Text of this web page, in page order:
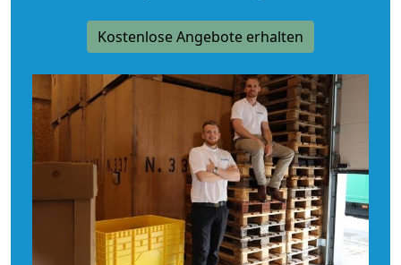
Kostenlose Angebote erhalten